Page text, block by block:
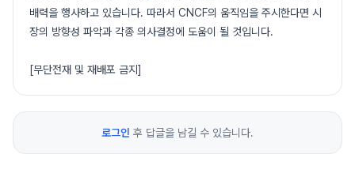
배력을 행사하고 있습니다. 따라서 CNCF의 움직임을 주시한다면 시
장의 방향성 파악과 각종 의사결정에 도움이 될 것입니다.
[무단전재 및 재배포 금지]
로그인 후 답글을 남길 수 있습니다.